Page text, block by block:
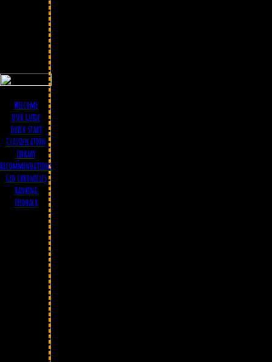
Welcome
User Guide
Quick start
Classification
Library
Recommendations
Geo chronicles
Ranking
Feedback